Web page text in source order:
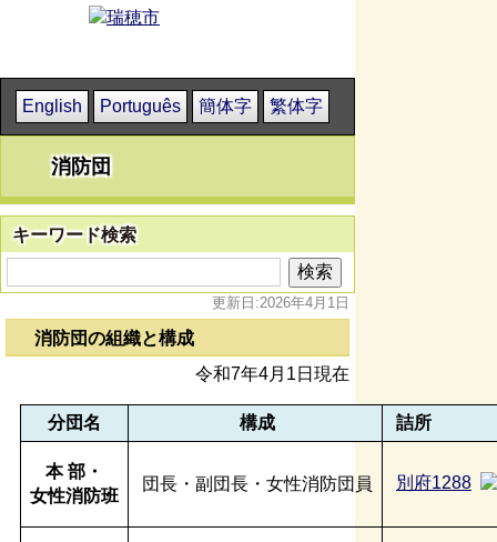
English Português 簡体字 繁体字
消防団
キーワード検索
更新日:2026年4月1日
消防団の組織と構成
令和7年4月1日現在
分団名 構成 詰所
本 部・
女性消防班
団長・副団長・女性消防団員 別府1288